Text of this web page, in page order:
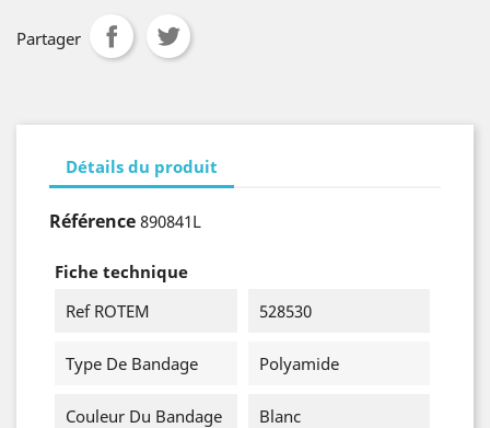
Partager
Détails du produit
Référence 890841L
Fiche technique
Ref ROTEM
528530
Type De Bandage Polyamide
Couleur Du Bandage Blanc